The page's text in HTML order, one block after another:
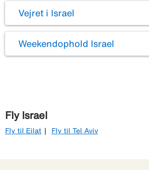
Vejret i Israel
Weekendophold Israel
Fly Israel
Fly til Eilat Fly til Tel Aviv